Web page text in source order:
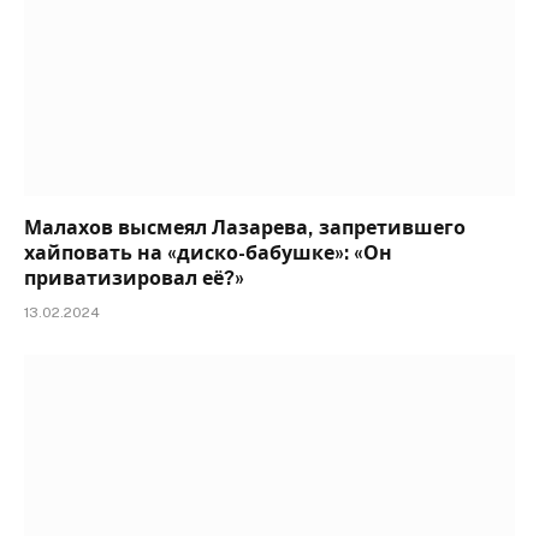
Малахов высмеял Лазарева, запретившего
хайповать на «диско-бабушке»: «Он
приватизировал её?»
13.02.2024